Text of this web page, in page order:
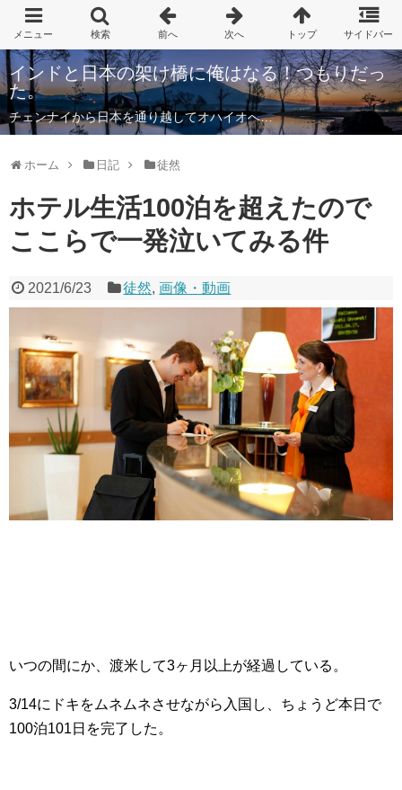
インドと日本の架け橋に俺はなる！つもりだっ
た。
チェンナイから日本を通り越してオハイオへ…
ホーム 日記 徒然
ホテル生活100泊を超えたので
ここらで一発泣いてみる件
2021/6/23 徒然,画像・動画
いつの間にか、渡米して3ヶ月以上が経過している。
3/14にドキをムネムネさせながら入国し、ちょうど本日で
100泊101日を完了した。